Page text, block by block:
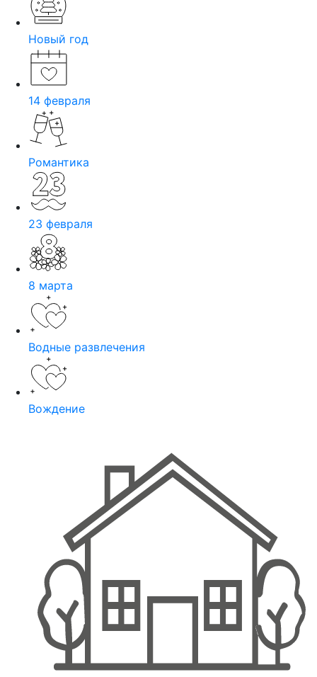
Новый год
14 февраля
Романтика
23 февраля
8 марта
Водные развлечения
Вождение